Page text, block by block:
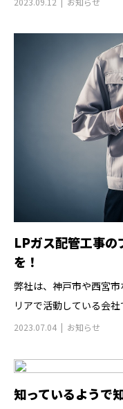
LPガス配管工事の
を！
弊社は、神戸市や西宮
リアで活動している会
2023.07.04 お知らせ
知っているようで